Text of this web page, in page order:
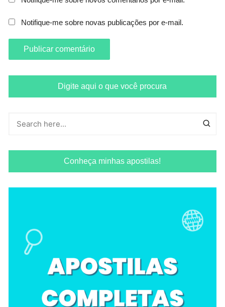
Notifique-me sobre novas publicações por e-mail.
Digite aqui o que você procura
Conheça minhas apostilas!